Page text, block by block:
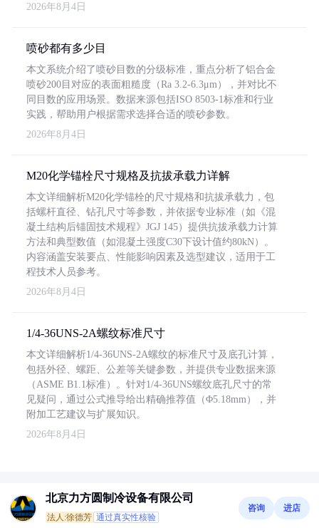
2026年8月4日
喷砂都有多少目
本文系统介绍了喷砂目数的分级标准，重点分析了铝合金
喷砂200目对应的表面粗糙度（Ra 3.2-6.3μm），并对比不
同目数的应用场景。数据来源包括ISO 8503-1标准和行业
实践，帮助用户根据需求选择合适的喷砂参数。
2026年8月4日
M20化学锚栓尺寸规格及抗拔承载力详解
本文详细解析M20化学锚栓的尺寸规格和抗拔承载力，包
括螺杆直径、钻孔尺寸等参数，并依据专业标准（如《混
凝土结构后锚固技术规程》JGJ 145）提供抗拔承载力计算
方法和典型数值（如混凝土强度C30下设计值约80kN）。
内容涵盖安装要点、性能影响因素及选型建议，适用于工
程技术人员参考。
2026年8月4日
1/4-36UNS-2A螺纹标准尺寸
本文详细解析1/4-36UNS-2A螺纹的标准尺寸及底孔计算，
包括外径、螺距、公差等关键参数，并提供专业数据来源
（ASME B1.1标准）。针对1/4-36UNS螺纹底孔尺寸的常
见疑问，通过公式推导给出精确推荐值（Φ5.18mm），并
附加工艺建议与扩展知识。
2026年8月4日
北京力方圆制冷设备有限公司
法人:徐德芳 通过真实性核验
咨询 进店